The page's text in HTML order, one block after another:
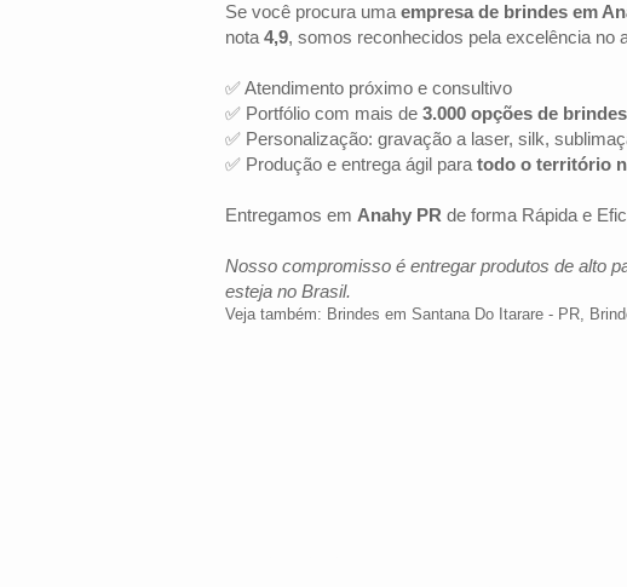
Se você procura uma empresa de brindes em
nota 4,9, somos reconhecidos pela excelência no
✅ Atendimento próximo e consultivo
✅ Portfólio com mais de 3.000 opções de brindes
✅ Personalização: gravação a laser, silk,
✅ Produção e entrega ágil para todo o território
Entregamos em Anahy PR de forma Rápida e
Nosso compromisso é entregar produtos de alto
esteja no Brasil.
Veja também: Brindes em Santana Do Itarare - PR,